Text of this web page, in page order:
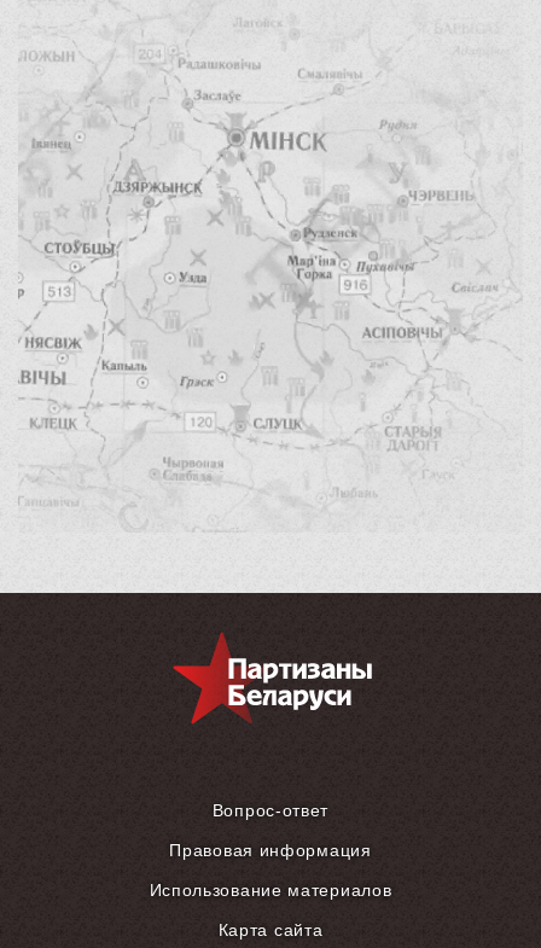
Вопрос-ответ
Правовая информация
Использование материалов
Карта сайта